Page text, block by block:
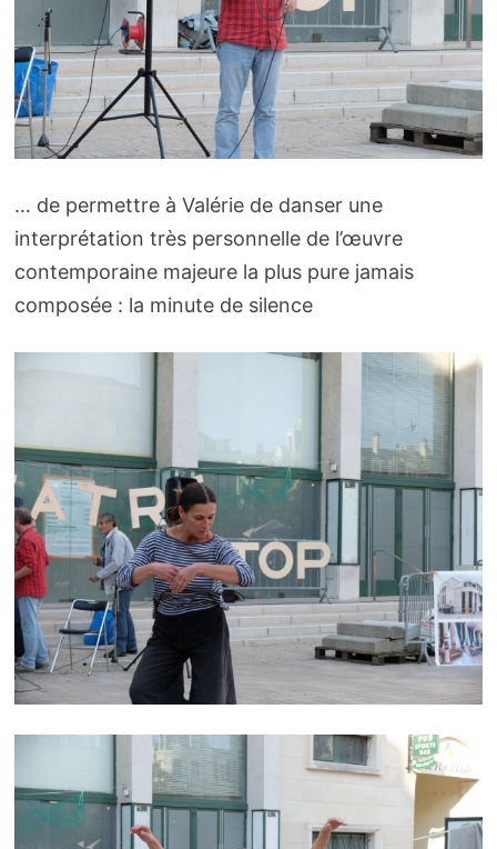
… de permettre à Valérie de danser une
interprétation très personnelle de l’œuvre
contemporaine majeure la plus pure jamais
composée : la minute de silence